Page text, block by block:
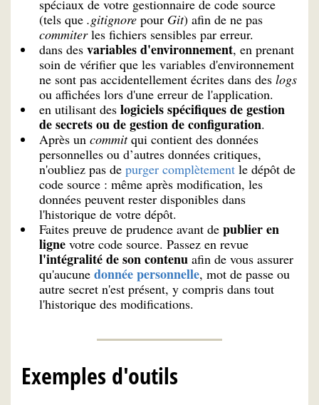
spéciaux de votre gestionnaire de code source
(tels que .gitignore pour Git) afin de ne pas
commiterles fichiers sensibles par erreur.
dans des variables d'environnement, en prenant
soin de vérifier que les variables d'environnement
ne sont pas accidentellement écrites dans des logs
ou affichées lors d'une erreur de l'application.
en utilisant des logiciels spécifiques de gestion
de secrets ou de gestion de configuration.
Après un commitqui contient des données
personnelles ou d’autres données critiques,
n'oubliez pas de purger complètement le dépôt de
code source : même après modification, les
données peuvent rester disponibles dans
l'historique de votre dépôt.
Faites preuve de prudence avant de publier en
ligne votre code source. Passez en revue
l'intégralité de son contenu afin de vous assurer
qu'aucune donnée personnelle, mot de passe ou
autre secret n'est présent, y compris dans tout
l'historique des modifications.
Exemples d'outils